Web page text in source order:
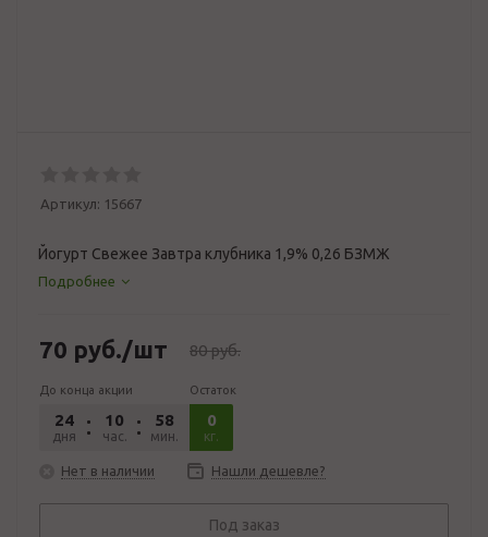
Артикул: 15667
Йогурт Свежее Завтра клубника 1,9% 0,26 БЗМЖ
Подробнее
70 руб./шт 80руб.
До конца акции
24
дня
10
час.
58
мин.
43
сек.
Остаток
0
кг.
Нет в наличии Нашли дешевле?
Под заказ